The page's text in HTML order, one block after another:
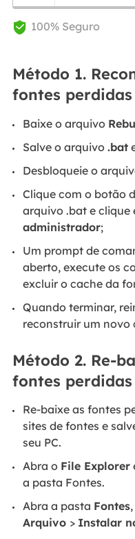
 100% Seguro
Método 1.
fontes
Baixe o arquivo
Salve o arquivo .bat
Desbloqueie o
Clique com o botão
arquivo .bat e clique
administrador;
Um prompt de
aberto, execute os
excluir o cache da
Quando terminar,
reconstruir um novo
Método 2. Re-
fontes
Re-baixe as fontes
sites de fontes e
seu PC.
Abra o File Explorer
a pasta Fontes.
Abra a pasta Fontes
Arquivo > Instalar